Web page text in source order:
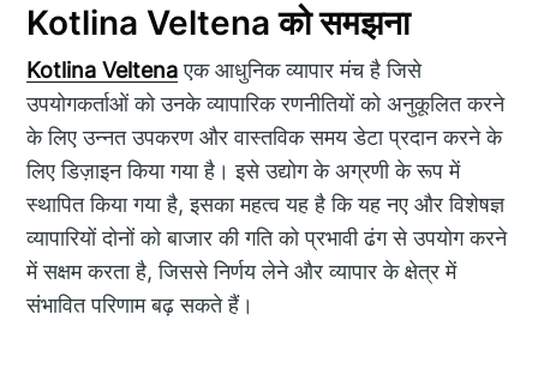
Kotlina Veltena को समझना
Kotlina Veltenaएक आधुनिक व्यापार मंच है जिसे
उपयोगकर्ताओं को उनके व्यापारिक रणनीतियों को अनुकूलित करने
के लिए उन्नत उपकरण और वास्तविक समय डेटा प्रदान करने के
लिए डिज़ाइन किया गया है। इसे उद्योग के अग्रणी के रूप में
स्थापित किया गया है, इसका महत्व यह है कि यह नए और विशेषज्ञ
व्यापारियों दोनों को बाजार की गति को प्रभावी ढंग से उपयोग करने
में सक्षम करता है, जिससे निर्णय लेने और व्यापार के क्षेत्र में
संभावित परिणाम बढ़ सकते हैं।